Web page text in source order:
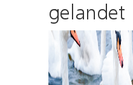
gelandet